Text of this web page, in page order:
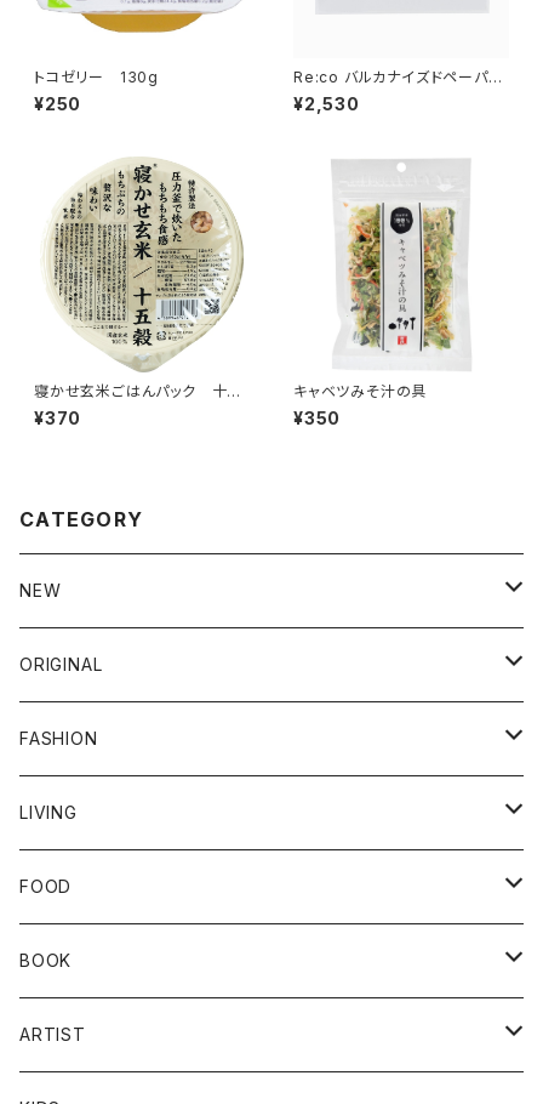
トコゼリー 130g
¥250
Re:co バルカナイズドペーパー
アートクリップ
¥2,530
寝かせ玄米ごはんパック 十五
穀ブレンド
¥370
キャベツみそ汁の具
¥350
CATEGORY
NEW
新商品
ORIGINAL
クラシノシゴトギ
ダブルガーゼ
ワークパンツ
FASHION
クラシノシゴトギ
ダブルガーゼ
ワークパンツ
ファッション小物
帽子
ソックス
バッグ
LIVING
器
カトラリー
キッチン雑貨
FOOD
食品
飲料
BOOK
本
ARTIST